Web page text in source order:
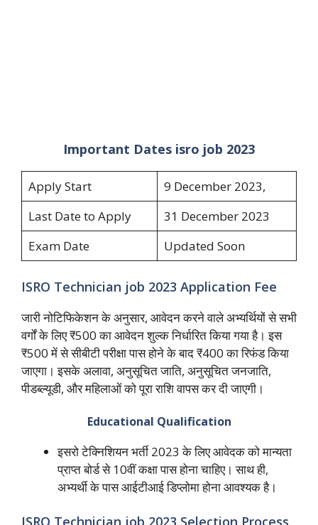
Important Dates isro job 2023
Apply Start
9 December 2023,
Last Date to Apply
31 December 2023
Exam Date
Updated Soon
ISRO Technician job 2023 Application Fee
जारी नोटिफिकेशन के अनुसार, आवेदन करने वाले अभ्यर्थियों से सभी
वर्गों के लिए ₹500 का आवेदन शुल्क निर्धारित किया गया है। इस
₹500 में से सीबीटी परीक्षा पास होने के बाद ₹400 का रिफंड किया
जाएगा। इसके अलावा, अनुसूचित जाति, अनुसूचित जनजाति,
पीडब्ल्यूडी, और महिलाओं को पूरा राशि वापस कर दी जाएगी।
Educational Qualification
इसरो टेक्निशियन भर्ती 2023 के लिए आवेदक को मान्यता
प्राप्त बोर्ड से 10वीं कक्षा पास होना चाहिए। साथ ही,
अभ्यर्थी के पास आईटीआई डिप्लोमा होना आवश्यक है।
ISRO Technician job 2023 Selection Process